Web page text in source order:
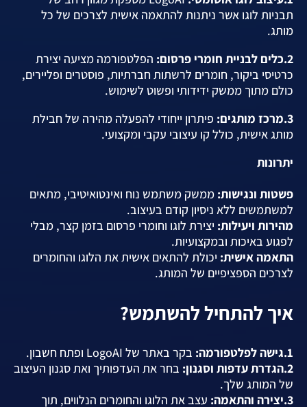
תבניות לוגו אשר ניתנות להתאמה אישית לצרכים של כל
מותג.
2.כלים לבניית חומרי פרסום:
הפלטפורמה מציעה יצירת
כרטיסי ביקור, חומרים לרשתות חברתיות, פוסטרים ופליירים,
כולם מתוך ממשק ידידותי ופשוט לשימוש.
3.מרכז מותגים:
פיתרון ייחודי להפעלה מהירה של חבילת
מותג אישית, כולל קו עיצובי עקבי ומקצועי.
יתרונות
פשטות ונגישות: ממשק משתמש נוח ואינטואיטיבי, מתאים
למשתמשים ללא ניסיון קודם בעיצוב.
מהירות ויעילות: יצירת לוגו וחומרי פרסום בזמן קצר, מבלי
לפגוע באיכות ובמקצועיות.
התאמה אישית: יכולת להתאים אישית את הלוגו והחומרים
לצרכים הספציפיים של המותג.
איך להתחיל להשתמש?
1.גישה לפלטפורמה:
בקר באתר של LogoAI ופתח חשבון.
2.הגדרת עדפות וסגנון:
בחר את העדפותיך ואת סגנון העיצוב
של המותג שלך.
3.יצירה והתאמה:
עצב את הלוגו והחומרים הנלווים, תוך